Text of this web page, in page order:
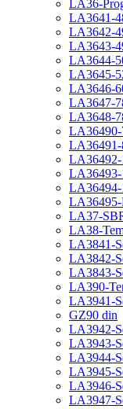
LA36-
LA3641-
LA3642-
LA3643-
LA3644-
LA3645-
LA3646-
LA3647-
LA3648-
LA36490-
LA36491-
LA36492-
LA36493-
LA36494-
LA36495-
LA37-
LA38-
LA3841-
LA3842-
LA3843-
LA390-
LA3941-
GZ90 din
LA3942-
LA3943-
LA3944-
LA3945-
LA3946-
LA3947-